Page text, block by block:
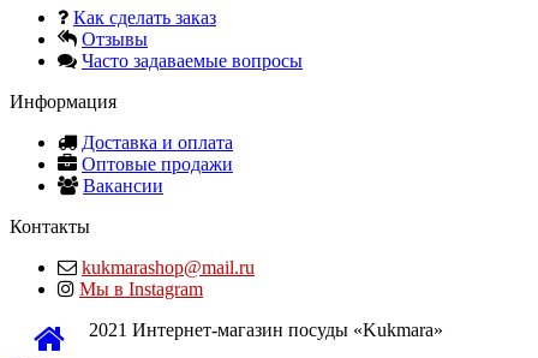
Как сделать заказ
Отзывы
Часто задаваемые вопросы
Информация
Доставка и оплата
Оптовые продажи
Вакансии
Контакты
kukmarashop@mail.ru
Мы в Instagram
2021 Интернет-магазин посуды «Kukmara»